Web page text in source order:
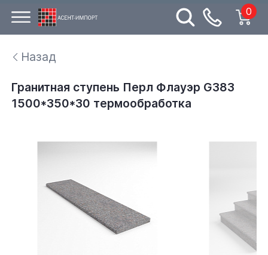
0
Назад
Гранитная ступень Перл Флауэр G383
1500*350*30 термообработка